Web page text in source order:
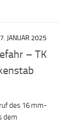
JANUAR 2025
– TK
des 16 mm-
dem